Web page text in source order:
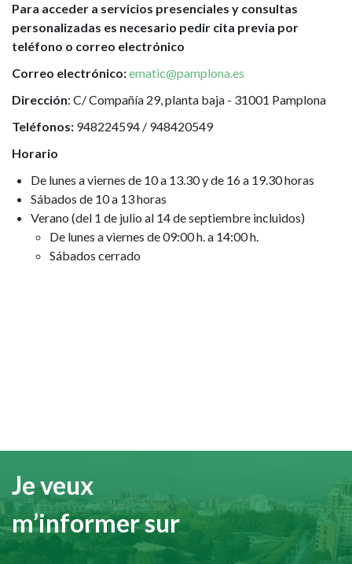
Para acceder a servicios presenciales y consultas
personalizadas es necesario pedir cita previa por
teléfono o correo electrónico
Correo electrónico:ematic@pamplona.es
Dirección: C/ Compañía 29, planta baja - 31001 Pamplona
Teléfonos: 948224594 / 948420549
Horario
De lunes a viernes de 10 a 13.30 y de 16 a 19.30 horas
Sábados de 10 a 13 horas
Verano (del 1 de julio al 14 de septiembre incluidos)
De lunes a viernes de 09:00 h. a 14:00 h.
Sábados cerrado
Je veux
m’informer sur